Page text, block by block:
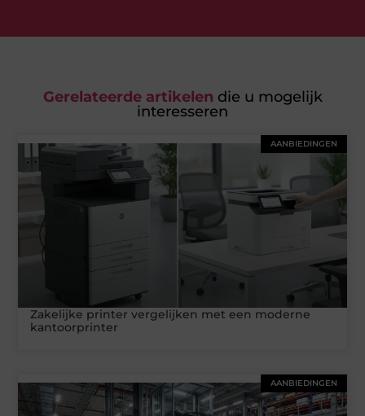
Gerelateerde artikelen die u mogelijk
interesseren
AANBIEDINGEN
Zakelijke printer vergelijken met een moderne
kantoorprinter
AANBIEDINGEN